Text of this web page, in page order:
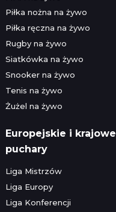
Piłka nożna na żywo
Piłka ręczna na żywo
Rugby na żywo
Siatkówka na żywo
Snooker na żywo
Tenis na żywo
Żużel na żywo
Europejskie i krajowe
puchary
Liga Mistrzów
Liga Europy
Liga Konferencji